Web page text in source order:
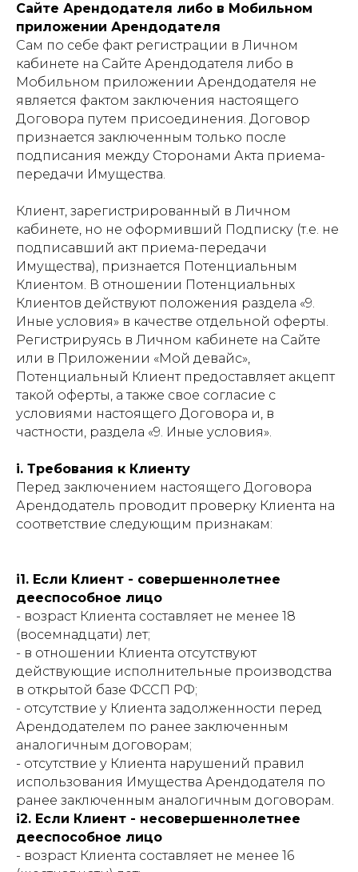
Сайте Арендодателя либо в Мобильном
приложении Арендодателя
Сам по себе факт регистрации в Личном
кабинете на Сайте Арендодателя либо в
Мобильном приложении Арендодателя не
является фактом заключения настоящего
Договора путем присоединения. Договор
признается заключенным только после
подписания между Сторонами Акта приема-
передачи Имущества.
Клиент, зарегистрированный в Личном
кабинете, но не оформивший Подписку (т.е. не
подписавший акт приема-передачи
Имущества), признается Потенциальным
Клиентом. В отношении Потенциальных
Клиентов действуют положения раздела «9.
Иные условия» в качестве отдельной оферты.
Регистрируясь в Личном кабинете на Сайте
или в Приложении «Мой девайс»,
Потенциальный Клиент предоставляет акцепт
такой оферты, а также свое согласие с
условиями настоящего Договора и, в
частности, раздела «9. Иные условия».
i. Требования к Клиенту
Перед заключением настоящего Договора
Арендодатель проводит проверку Клиента на
соответствие следующим признакам:
i1. Если Клиент - совершеннолетнее
дееспособное лицо
- возраст Клиента составляет не менее 18
(восемнадцати) лет;
- в отношении Клиента отсутствуют
действующие исполнительные производства
в открытой базе ФССП РФ;
- отсутствие у Клиента задолженности перед
Арендодателем по ранее заключенным
аналогичным договорам;
- отсутствие у Клиента нарушений правил
использования Имущества Арендодателя по
ранее заключенным аналогичным договорам.
i2. Если Клиент - несовершеннолетнее
дееспособное лицо
- возраст Клиента составляет не менее 16